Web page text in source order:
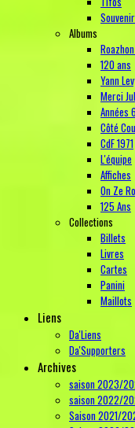
Albums
120 ans
Yann
Merci
Années
Côté
CdF 1971
L'équipe
Affiches
On Ze
125 Ans
Collections
Billets
Livres
Cartes
Panini
Maillots
Liens
Da'Liens
Da'Supporters
Archives
saison 2023/
saison 2022/
Saison 2021/